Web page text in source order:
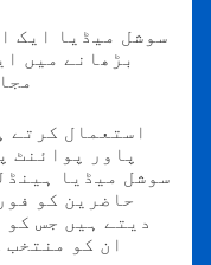
سوشل میڈیا ایک
بڑھانے میں
استعمال کرتے
پاور پوائنٹ
سوشل میڈیا
حاضرین کو
دیتے ہیں جس
ان کو